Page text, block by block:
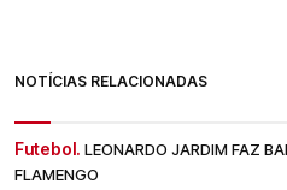
NOTÍCIAS RELACIONADAS
Futebol. LEONARDO JARDIM FAZ
FLAMENGO